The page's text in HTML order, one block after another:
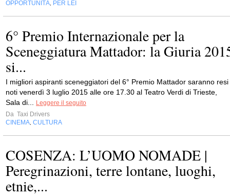
OPPORTUNITÀ PER LEI
6° Premio Internazionale per la
Sceneggiatura Mattador: la Giuria
si...
I migliori aspiranti sceneggiatori del 6° Premio Mattador saranno resi
noti venerdì 3 luglio 2015 alle ore 17.30 al Teatro Verdi di Trieste,
Sala di...
Leggere il seguito
Da Taxi Drivers
CINEMA CULTURA
COSENZA: L’UOMO NOMADE |
Peregrinazioni, terre lontane, luoghi,
etnie,...